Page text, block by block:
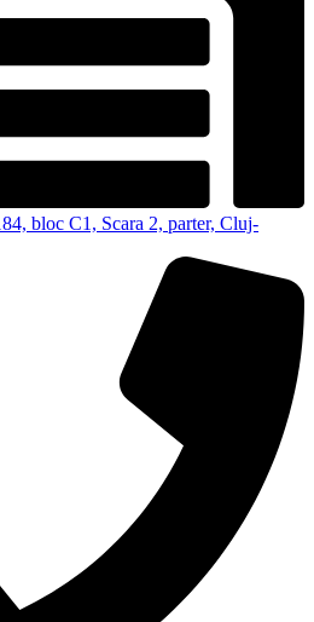
bloc C1, Scara 2, parter, Cluj-